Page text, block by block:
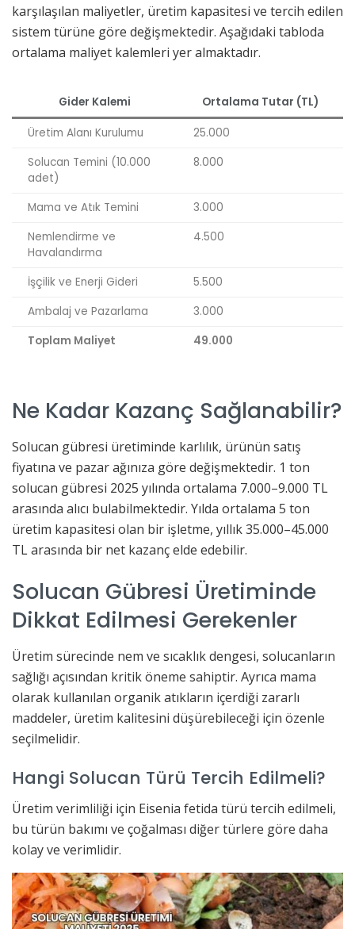
karşılaşılan maliyetler, üretim kapasitesi ve tercih edilen
sistem türüne göre değişmektedir. Aşağıdaki tabloda
ortalama maliyet kalemleri yer almaktadır.
Gider Kalemi Ortalama Tutar (TL)
Üretim Alanı Kurulumu
25.000
Solucan Temini (10.000
adet)
8.000
Mama ve Atık Temini
3.000
Nemlendirme ve
Havalandırma
4.500
İşçilik ve Enerji Gideri
5.500
Ambalaj ve Pazarlama
3.000
Toplam Maliyet
49.000
Ne Kadar Kazanç Sağlanabilir?
Solucan gübresi üretiminde karlılık, ürünün satış
fiyatına ve pazar ağınıza göre değişmektedir. 1 ton
solucan gübresi 2025 yılında ortalama 7.000–9.000 TL
arasında alıcı bulabilmektedir. Yılda ortalama 5 ton
üretim kapasitesi olan bir işletme, yıllık 35.000–45.000
TL arasında bir net kazanç elde edebilir.
Solucan Gübresi Üretiminde
Dikkat Edilmesi Gerekenler
Üretim sürecinde nem ve sıcaklık dengesi, solucanların
sağlığı açısından kritik öneme sahiptir. Ayrıca mama
olarak kullanılan organik atıkların içerdiği zararlı
maddeler, üretim kalitesini düşürebileceği için özenle
seçilmelidir.
Hangi Solucan Türü Tercih Edilmeli?
Üretim verimliliği için Eisenia fetida türü tercih edilmeli,
bu türün bakımı ve çoğalması diğer türlere göre daha
kolay ve verimlidir.